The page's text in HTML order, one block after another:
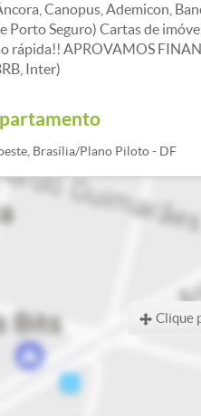
Canopus, Ademicon,
Porto Seguro) Cartas de
rápida!! APROVAMOS
Inter)
Brasília/Plano Piloto - DF
Clique